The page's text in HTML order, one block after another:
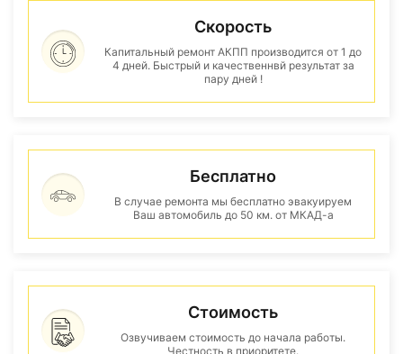
Скорость
Капитальный ремонт АКПП производится от 1 до
4 дней. Быстрый и качественнвй результат за
пару дней !
Бесплатно
В случае ремонта мы бесплатно эвакуируем
Ваш автомобиль до 50 км. от МКАД-а
Стоимость
Озвучиваем стоимость до начала работы.
Честность в приоритете.